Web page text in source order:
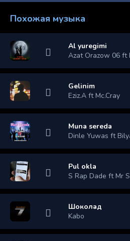
Похожая музыка
Al yuregimi
Azat Orazow 06 ft
Gelinim
Eziz.A ft Mc.Cray
Muna sereda
Dinle Yuwas ft
Pul okla
S Rap Dade ft Mr
Шоколад
Kabo